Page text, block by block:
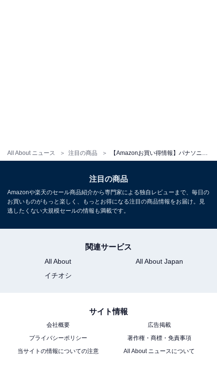
All About ニュース 注目の商品
パナソニック(Panasonic) 充電スティックインパクトドラ
ルク25N・m ワイド・スポットLED搭載 EZ7521X-R レッ
ド
Amazonで見る
パナソニック「EZ9L54」
パナソニック(Panasonic) リチウムイオン電池パック (Li-
注目の商品
Amazonや楽天のセール商品紹介から専門家による独自レビューまで、毎日の
お買いものがもっと楽しく、もっとお得になる注目の商品情報をお届け。見
逃したくない大規模セールの情報も満載です。
関連サービス
All About
All About Japan
イチオシ
サイト情報
会社概要
広告掲載
プライバシーポリシー
著作権・商標・免責事項
当サイトの情報についての注意
All About ニュースについて